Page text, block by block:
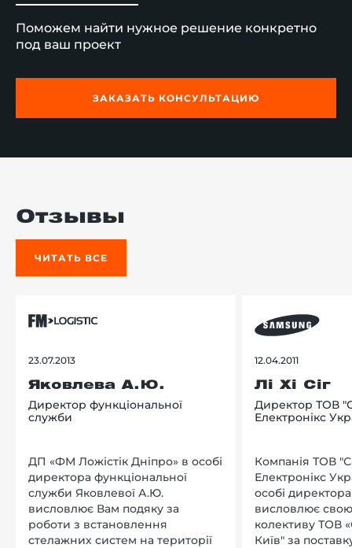
Поможем найти нужное решение конкретно
под ваш проект
ЗАКАЗАТЬ КОНСУЛЬТАЦИЮ
Отзывы
ЧИТАТЬ ВСЕ
23.07.2013
Яковлева А.Ю.
Директор функціональної
служби
ДП «ФМ Ложістік Дніпро» в особі
директора функціональної
служби Яковлевої А.Ю.
висловлює Вам подяку за
роботи з встановлення
стелажних систем на території
12.04.2011
Лі Хі Сіг
Директор ТОВ
Електронікс
Компанія ТОВ
Електронікс
особі
висловлює
колективу ТОВ
Київ" за